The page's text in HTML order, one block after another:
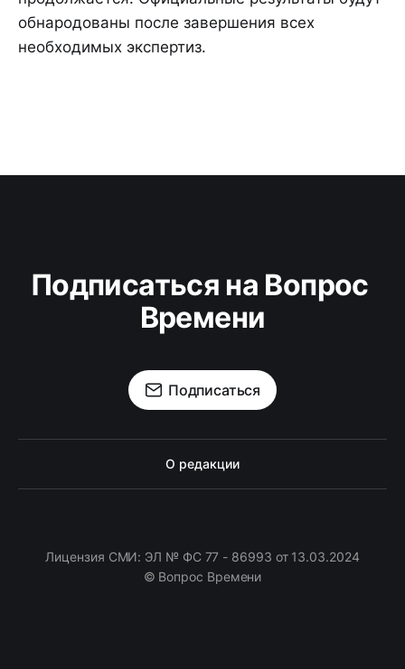
обнародованы после завершения всех
необходимых экспертиз.
Подписаться на Вопрос
Времени
Подписаться
О редакции
Лицензия СМИ: ЭЛ № ФС 77 - 86993 от 13.03.2024
© Вопрос Времени